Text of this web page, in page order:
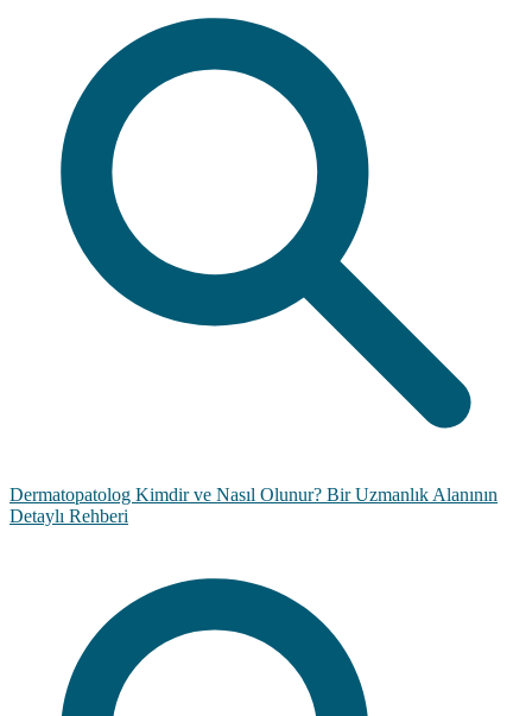
Dermatopatolog Kimdir ve Nasıl Olunur? Bir Uzmanlık Alanının
Detaylı Rehberi